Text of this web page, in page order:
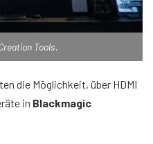
Tools.
die Möglichkeit, über HDMI
in Blackmagic